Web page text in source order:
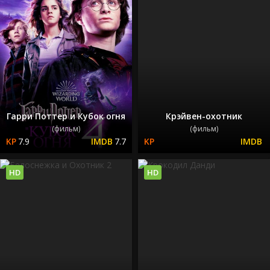
Гарри Поттер и Кубок огня
(фильм)
7.9 7.7
Крэйвен-охотник
(фильм)
HD HD